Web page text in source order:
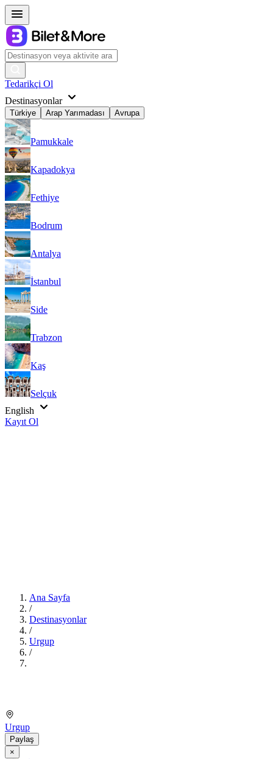
Tedarikçi Ol
Destinasyonlar
Türkiye Arap Yarımadası Avrupa
Pamukkale
Kapadokya
Fethiye
Bodrum
Antalya
İstanbul
Side
Trabzon
Kaş
Selçuk
English
Kayıt Ol
Ana Sayfa
/
Destinasyonlar
/
Urgup
/
Urgup
Paylaş
×